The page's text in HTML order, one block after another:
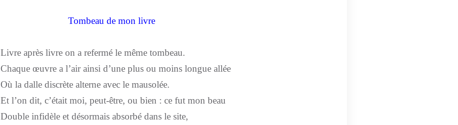
Tombeau de mon livre
Livre après livre on a refermé le même tombeau.
Chaque œuvre a l’air ainsi d’une plus ou moins longue allée
Où la dalle discrète alterne avec le mausolée.
Et l’on dit, c’était moi, peut-être, ou bien : ce fut mon beau
Double infidèle et désormais absorbé dans le site,